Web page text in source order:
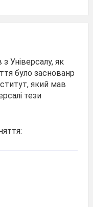
Універсалу, як
було заснованр
який мав
тези